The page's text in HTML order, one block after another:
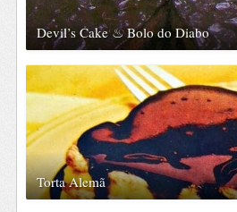
Devil’s Cake ♨ Bolo do Diabo
Torta Alemã